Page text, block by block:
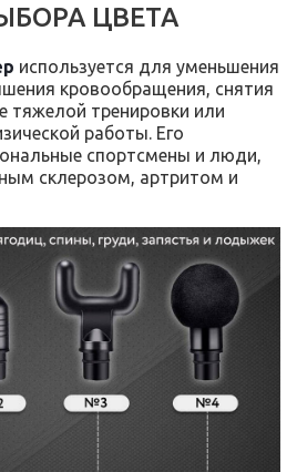
ЦВЕТА
используется для уменьшения
кровообращения, снятия
тяжелой тренировки или
работы. Его
спортсмены и люди,
склерозом, артритом и